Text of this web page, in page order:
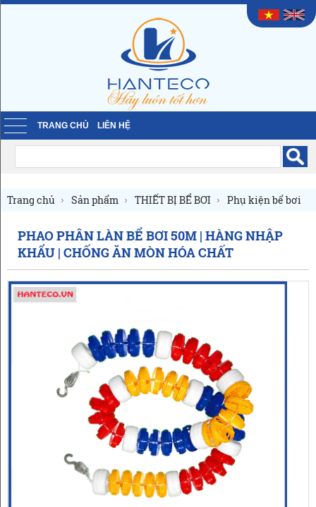
TRANG CHỦ LIÊN HỆ
Trang chủ Sản phẩm THIẾT BỊ BỂ BƠI
Phụ kiện bể bơi
PHAO PHÂN LÀN BỂ BƠI 50M | HÀNG NHẬP
KHẨU | CHỐNG ĂN MÒN HÓA CHẤT